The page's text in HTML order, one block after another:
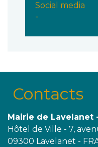
Social media
-
Contacts
Mairie de Lavelanet
Hôtel de Ville - 7,
09300 Lavelanet -